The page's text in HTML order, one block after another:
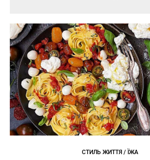
СТИЛЬ ЖИТТЯ / ЇЖА